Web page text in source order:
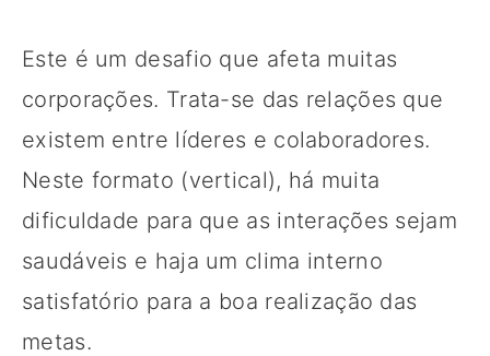
Este é um desafio que afeta muitas
corporações. Trata-se das relações que
existem entre líderes e colaboradores.
Neste formato (vertical), há muita
dificuldade para que as interações sejam
saudáveis e haja um clima interno
satisfatório para a boa realização das
metas.